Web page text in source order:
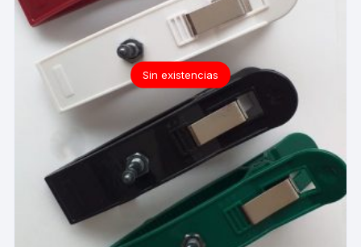
Sin existencias